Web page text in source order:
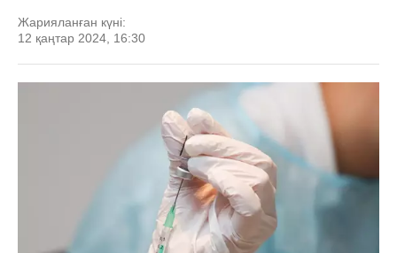
Жарияланған күні:
12 қаңтар 2024, 16:30